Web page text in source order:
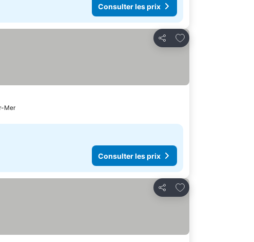
Consulter les prix
Partager
Ajouter à mes favoris
Mer
Consulter les prix
Partager
Ajouter à mes favoris